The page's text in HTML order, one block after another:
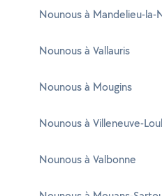
Nounous à Mandelieu-la-
Nounous à Vallauris
Nounous à Mougins
Nounous à Villeneuve-
Nounous à Valbonne